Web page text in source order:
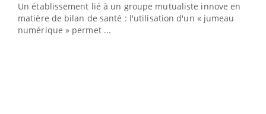
Un établissement lié à un groupe mutualiste innove en
matière de bilan de santé : l'utilisation d'un « jumeau
numérique » permet ...